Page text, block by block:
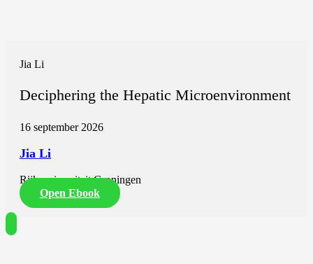
Jia Li
Deciphering the Hepatic Microenvironment
16 september 2026
Jia Li
Rijksuniversiteit Groningen
Open Ebook